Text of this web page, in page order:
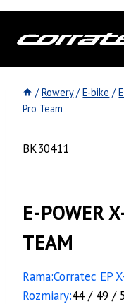
Przejdź
treści
/ Rowery / E-bike /
Pro Team
BK30411
E-POWER
TEAM
Rama:Corratec EP
Rozmiary:44 / 49 /